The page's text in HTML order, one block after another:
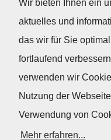
Wir bieten Ihnen ein
aktuelles und
das wir für Sie
fortlaufend
verwenden wir
Nutzung der
Verwendung von
Mehr erfahren...